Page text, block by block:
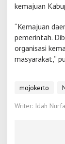
kemajuan
“Kemajuan
pemerintah.
organisasi
masyarakat,”
mojokerto
Writer: Idah